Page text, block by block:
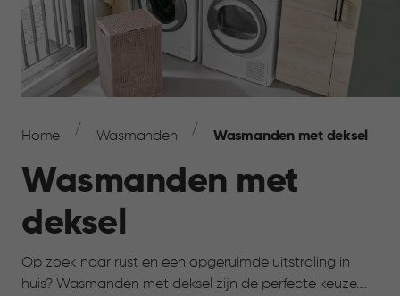
Navigation
Home Wasmanden Wasmanden met deksel
Wasmanden met
deksel
Op zoek naar rust en een opgeruimde uitstraling in
huis? Wasmanden met deksel zijn de perfecte keuze.